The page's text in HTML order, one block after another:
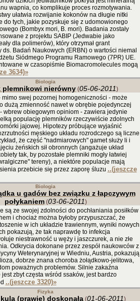
wapnia, co komplikuje proces rozmotywania.
ułatwia rozwijanie kokonów na długie nitki
do tych, jakie pozyskuje się z udomowionego
(Bombyx mori, B. mori). Badania zostały
z projektu SABIP (Jedwabie jako
dla polimerów), który otrzymał grant
ds. Badań Naukowych (ERBN) o wartości niemal
Siódmego Programu Ramowego (7PR) UE.
w czasopiśmie Biomacromolecules mogą
3634)»
Biologia
plemnikowi nierówny(05-06-2011)
mimo swej pozornej homogeniczności - może
dużą zmienność nawet w obrębie pojedynczej
wbrew obiegowym opiniom - zawiera jedynie
populację plemników rzeczywiście zdolnych
jajowej. Hipotezy próbujące wyjaśnić
męskiego układu rozrodczego są liczne
że część "nadmiarowych" gamet służy li i
żeńskich sił obronnych (angażuje układ
tak, by pozostałe plemniki mogły łatwiej
tereny), a niektóre populacje mają
przebicie się przez zaporę śluzu ..(jeszcze
Biologia
u gadów bez związku z łapczywym
połykaniem(03-06-2011)
są ze swojej zdolności do pochłaniania posiłków
i chociaż można byłoby przypuszczać, że
w ich układzie trawiennym, wyniki nowych
pokazują, że tak naprawdę to infekcja
niestrawność u węży i jaszczurek, a nie złe
Odkrycia dokonane przez zespół naukowców z
Weterynaryjnej w Wiedniu, Austria, pokazują
dobrze znana choroba żołądkowo-jelitowa,
poważnych problemów. Silnie zakaźna
zbyt częsta wśród ssaków, jest bardzo
..(jeszcze 3320)»
Fizyka
(prawie) doskonała (01-06-2011)